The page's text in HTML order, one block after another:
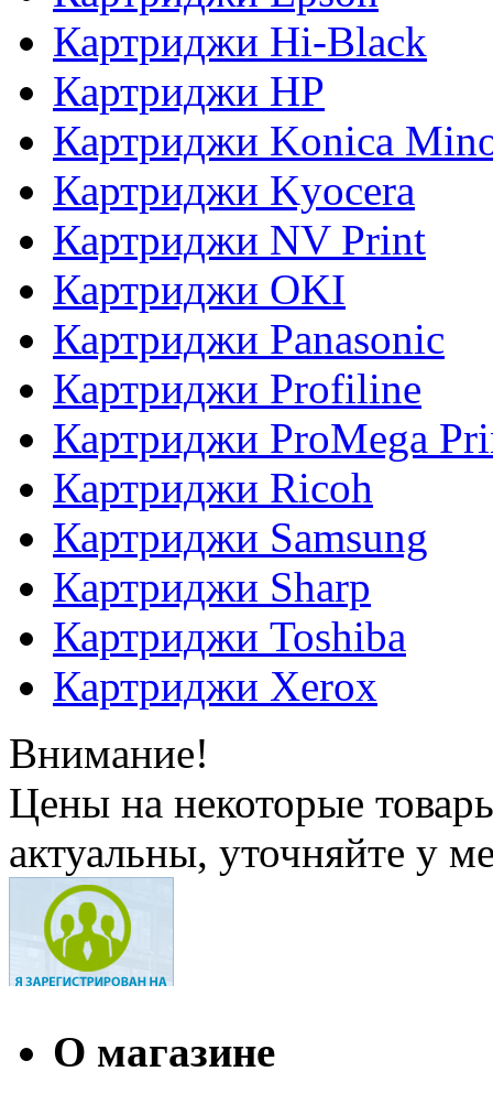
Картриджи Hi-Black
Картриджи HP
Картриджи Konica
Картриджи Kyocera
Картриджи NV Print
Картриджи OKI
Картриджи Panasonic
Картриджи Profiline
Картриджи ProMega
Картриджи Ricoh
Картриджи Samsung
Картриджи Sharp
Картриджи Toshiba
Картриджи Xerox
Внимание!
Цены на некоторые
актуальны, уточняйте у
О магазине